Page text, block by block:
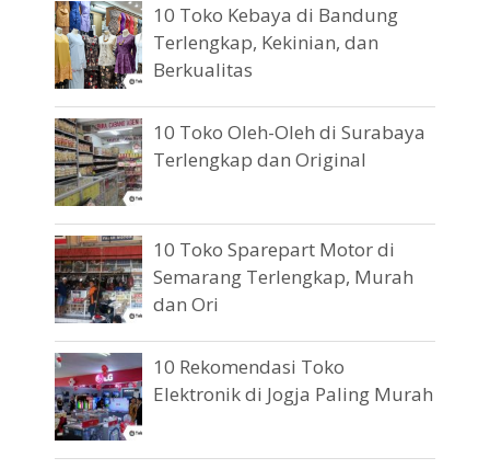
10 Toko Kebaya di Bandung
Terlengkap, Kekinian, dan
Berkualitas
10 Toko Oleh-Oleh di Surabaya
Terlengkap dan Original
10 Toko Sparepart Motor di
Semarang Terlengkap, Murah
dan Ori
10 Rekomendasi Toko
Elektronik di Jogja Paling Murah